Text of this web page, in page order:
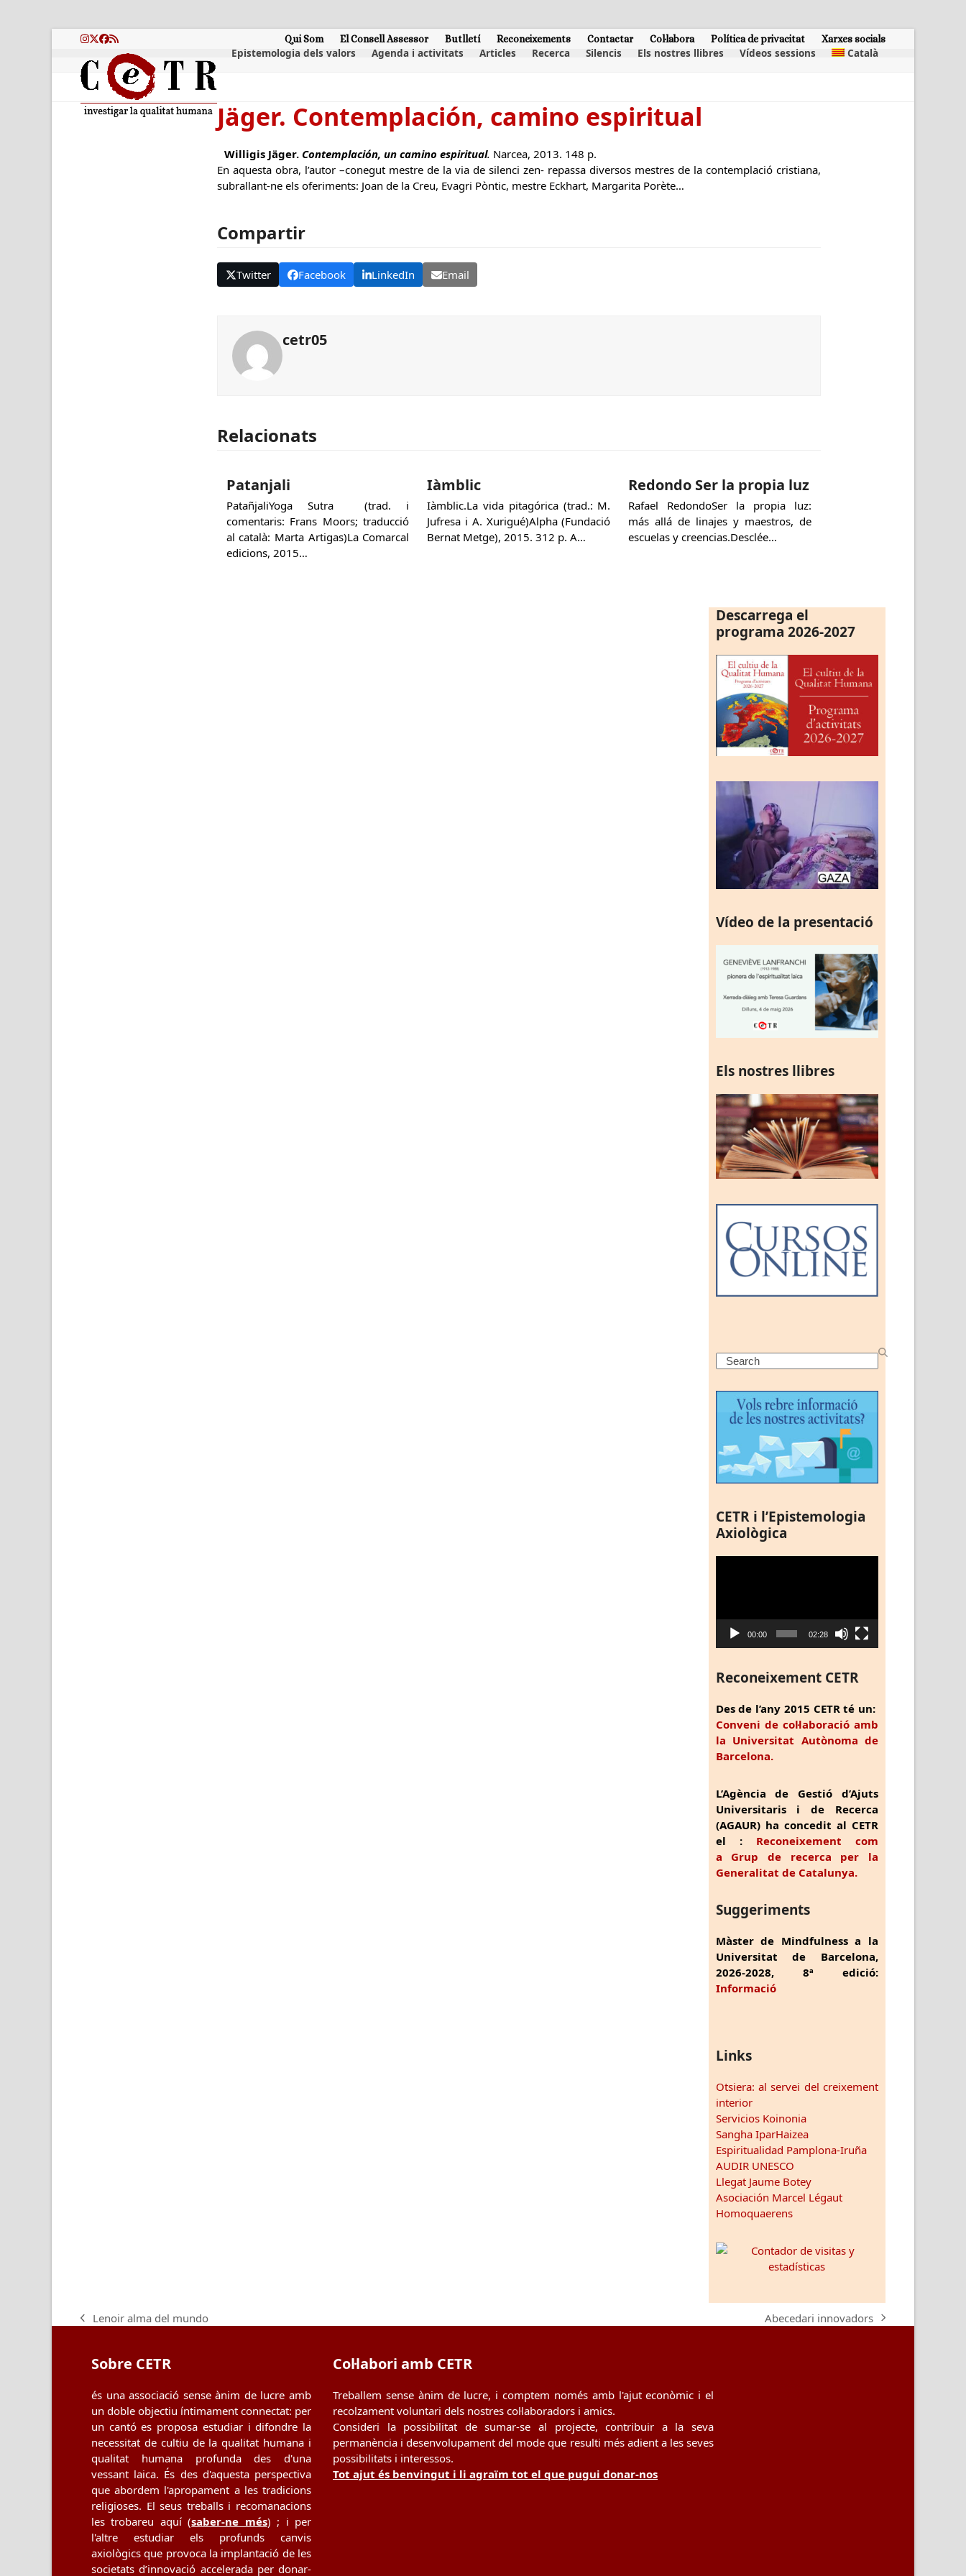
Instagram
Twitter
Facebook
RSS Qui Som El Consell Assessor Butlletí Reconeixements Contactar Col·labora Política de privacitat Xarxes socials
Epistemologia dels valors Agenda i activitats Articles Recerca Silencis Els nostres llibres Vídeos sessions Català
Jäger. Contemplación, camino espiritual
Willigis Jäger. Contemplación, un camino espiritual. Narcea, 2013. 148 p.
En aquesta obra, l’autor –conegut mestre de la via de silenci zen- repassa diversos mestres de la contemplació cristiana,
subrallant-ne els oferiments: Joan de la Creu, Evagri Pòntic, mestre Eckhart, Margarita Porète…
Compartir
Twitter Facebook LinkedIn Email
cetr05
Relacionats
Patanjali
PatañjaliYoga Sutra (trad. i
comentaris: Frans Moors; traducció
al català: Marta Artigas)La Comarcal
edicions, 2015…
Iàmblic
Iàmblic.La vida pitagórica (trad.: M.
Jufresa i A. Xurigué)Alpha (Fundació
Bernat Metge), 2015. 312 p. A…
Redondo Ser la propia luz
Rafael RedondoSer la propia luz:
más allá de linajes y maestros, de
escuelas y creencias.Desclée…
Descarrega el
programa 2026-2027
Vídeo de la presentació
Els nostres llibres
Search
CETR i l’Epistemologia
Axiològica
00:00 02:28
Reconeixement CETR
Des de l’any 2015 CETR té un:
Conveni de col·laboració amb
la Universitat Autònoma de
Barcelona.
L’Agència de Gestió d’Ajuts
Universitaris i de Recerca
(AGAUR) ha concedit al CETR
el : Reconeixement com
a Grup de recerca per la
Generalitat de Catalunya.
Suggeriments
Màster de Mindfulness a la
Universitat de Barcelona,
2026-2028, 8ª edició:
Informació
Links
Otsiera: al servei del creixement
interior
Servicios Koinonia
Sangha IparHaizea
Espiritualidad Pamplona-Iruña
AUDIR UNESCO
Llegat Jaume Botey
Asociación Marcel Légaut
Homoquaerens
previous
Lenoir alma del mundo
next
Abecedari innovadors
Sobre CETR
és una associació sense ànim de lucre amb
un doble objectiu íntimament connectat: per
un cantó es proposa estudiar i difondre la
necessitat de cultiu de la qualitat humana i
qualitat humana profunda des d'una
vessant laica. És des d'aquesta perspectiva
que abordem l'apropament a les tradicions
religioses. El seus treballs i recomanacions
les trobareu aquí (saber-ne més) ; i per
l'altre estudiar els profunds canvis
axiològics que provoca la implantació de les
societats d’innovació accelerada per donar-
Col·labori amb CETR
Treballem sense ànim de lucre, i comptem només amb l'ajut econòmic i el
recolzament voluntari dels nostres col·laboradors i amics.
Consideri la possibilitat de sumar-se al projecte, contribuir a la seva
permanència i desenvolupament del mode que resulti més adient a les seves
possibilitats i interessos.
Tot ajut és benvingut i li agraïm tot el que pugui donar-nos